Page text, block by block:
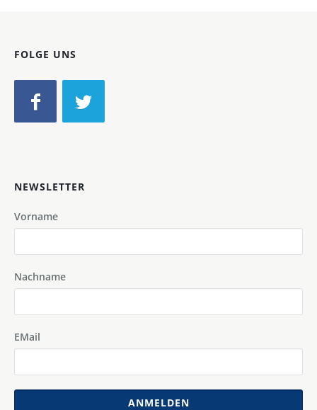
FOLGE UNS
NEWSLETTER
Vorname
Nachname
EMail
ANMELDEN